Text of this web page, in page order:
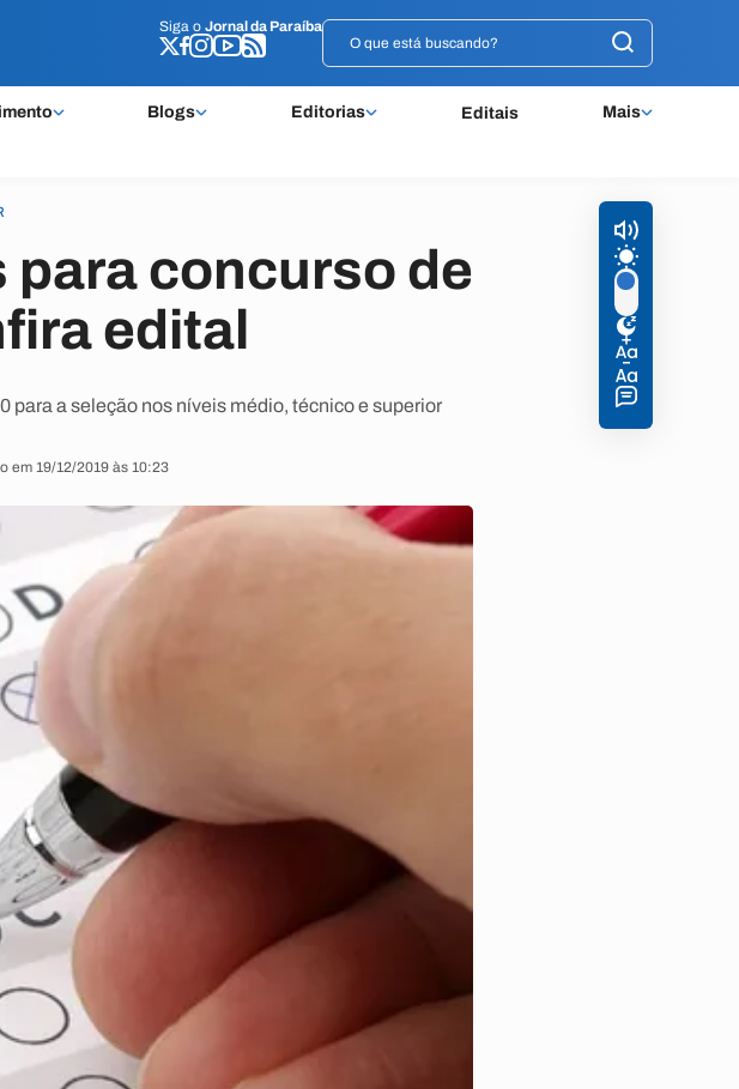
Siga o Jornal da Paraíba
Blogs Editorias Editais Mais
Siga o Jornal da Paraíba
concurso de
edital
para a seleção nos níveis médio, técnico e superior
em 19/12/2019 às 10:23